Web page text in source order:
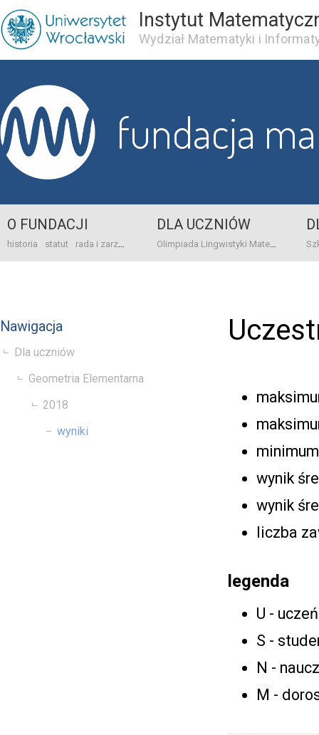
Instytut
Wydział Matematyki i
fundacja
O FUNDACJI
historia statut rada i zarząd dane bankowo-adresowe kontakt
DLA UCZNIÓW
Olimpiada Lingwistyki Matematycznej
Nawigacja
Dla uczniów
Geometria Elementarna
2018
wyniki
wynik
wynik
liczba
legenda
U - uczeń
S -
N -
M -